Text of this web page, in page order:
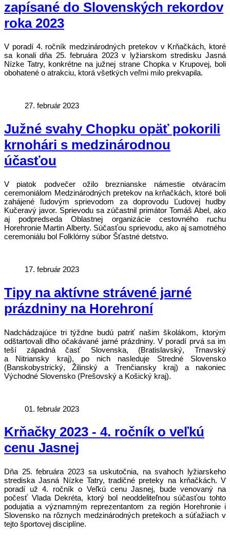
zapísané do Slovenských rekordov
roka 2023
V poradí 4. ročník medzinárodných pretekov v Krňačkách, ktoré
sa konali dňa 25. februára 2023 v lyžiarskom stredisku Jasná
Nízke Tatry, konkrétne na južnej strane Chopka v Krupovej, boli
obohatené o atrakciu, ktorá všetkých veľmi milo prekvapila.
27. február 2023
Južné svahy Chopku opäť pokorili
krnohári s medzinárodnou
účasťou
V piatok podvečer ožilo breznianske námestie otváracím
ceremoniálom Medzinárodných pretekov na krňačkách, ktoré boli
zahájené ľudovým sprievodom za doprovodu Ľudovej hudby
Kučeravý javor. Sprievodu sa zúčastnil primátor Tomáš Abel, ako
aj podpredseda Oblastnej organizácie cestovného ruchu
Horehronie Martin Alberty. Súčasťou sprievodu, ako aj samotného
ceremoniálu bol Folklórny súbor Šťastné detstvo.
17. február 2023
Tipy na aktívne strávené jarné
prázdniny na Horehroní
Nadchádzajúce tri týždne budú patriť našim školákom, ktorým
odštartovali dlho očakávané jarné prázdniny. V poradí prvá sa im
teší západná časť Slovenska, (Bratislavský, Trnavský
a Nitriansky kraj), po nich nasleduje Stredné Slovensko
(Banskobystrický, Žilinský a Trenčiansky kraj) a nakoniec
Východné Slovensko (Prešovský a Košický kraj).
01. február 2023
Krňačky 2023 - 4. ročník o veľkú
cenu Jasnej
Dňa 25. februára 2023 sa uskutočnia, na svahoch lyžiarskeho
strediska Jasná Nízke Tatry, tradičné preteky na krňačkách. V
poradí už 4. ročník o Veľkú cenu Jasnej, bude venovaný na
počesť Vlada Dekréta, ktorý bol neoddeliteľnou súčasťou tohto
podujatia a významným reprezentantom za región Horehronie i
Slovensko na rôznych medzinárodných pretekoch a súťažiach v
tejto športovej disciplíne.